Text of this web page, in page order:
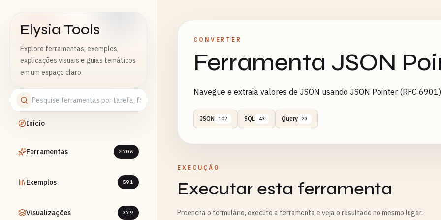
Elysia Tools
Explore ferramentas, exemplos,
explicações visuais e guias temáticos
em um espaço claro.
Início
Ferramentas 2706
Exemplos 591
Visualizações 379
CONVERTER
Ferramenta JSON
Navegue e extraia valores de JSON usando JSON Pointer (RFC 6901)
JSON 107 SQL 43 Query 23
EXECUÇÃO
Executar esta ferramenta
Preencha o formulário, execute a ferramenta e veja o resultado no mesmo lugar.